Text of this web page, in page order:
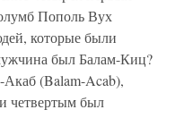
Пополь Вух
которые были
был Балам-Киц?
(Balam-Acab),
четвертым был